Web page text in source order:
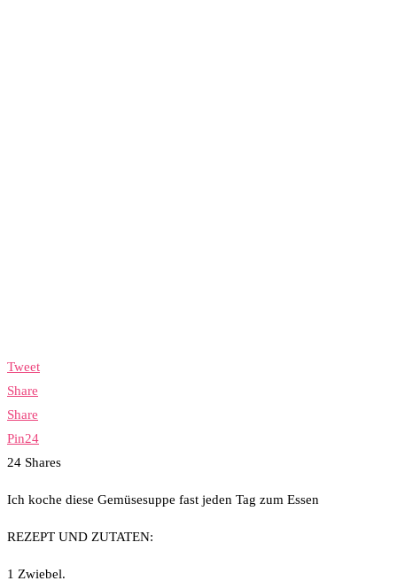
Tweet
Share
Share
Pin24
24 Shares
Ich koche diese Gemüsesuppe fast jeden Tag zum Essen
REZEPT UND ZUTATEN:
1 Zwiebel.